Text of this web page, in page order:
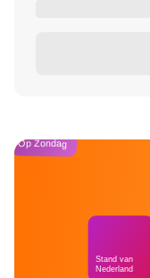
Op Zondag
Stand van
Nederland